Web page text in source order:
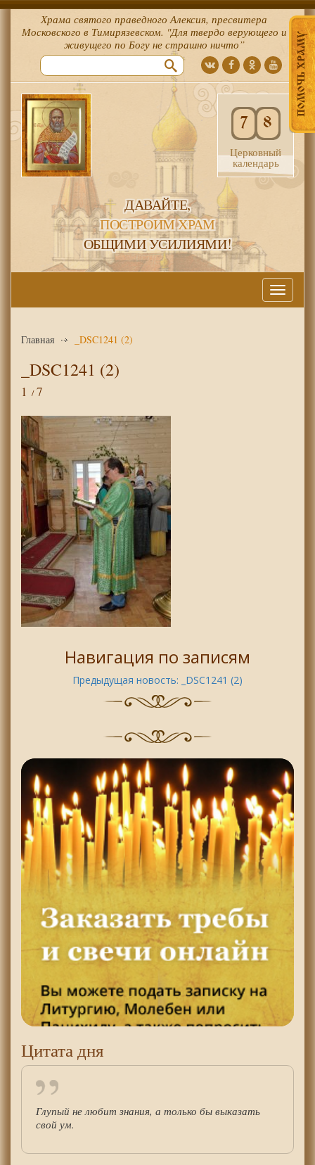
ПОМОЧЬ ХРАМУ
Храма святого праведного Алексия, пресвитера
Московского в Тимирязевском. "Для твердо верующего и
живущего по Богу не страшно ничто”
7 8
Церковный
календарь
ДАВАЙТЕ,
ПОСТРОИМ ХРАМ
ОБЩИМИ УСИЛИЯМИ!
Меню
Главная _DSC1241 (2)
_DSC1241 (2)
1 7
Навигация по записям
Предыдущая новость: _DSC1241 (2)
Цитата дня
Глупый не любит знания, а только бы выказать
свой ум.